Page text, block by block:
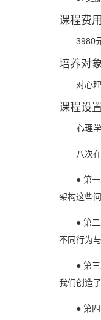
课程费用
3980
培养对
对心
课程设
心理
八次
● 第
架构这些
● 第
不同行为
● 第
我们创造
● 第